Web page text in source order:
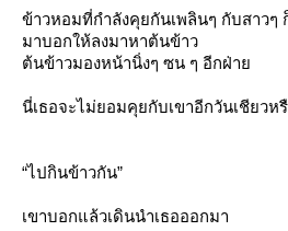
ข้าวหอมที่กำลังคุยกันเพลินๆ กับสาวๆ
มาบอกให้ลงมาหาต้นข้าว
ต้นข้าวมองหน้านิ่งๆ ซน ๆ อีกฝ่า
นี่เธอจะไม่ยอมคุยกับเขาอีกวันเชียวห
“ไปกินข้าวกัน”
เขาบอกแล้วเดินนำเธอออกมา